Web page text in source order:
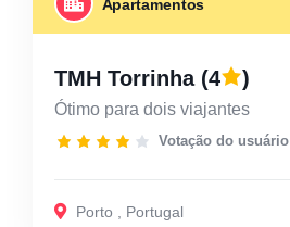
Apartamentos
TMH Torrinha(4 )
Ótimo para dois viajantes
Votação do usuário
Porto Portugal